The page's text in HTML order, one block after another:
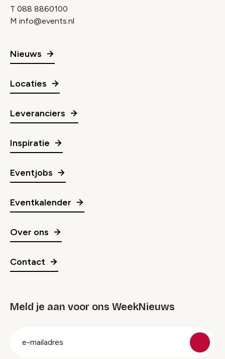
T 088 8860100
M info@events.nl
Nieuws
Locaties
Leveranciers
Inspiratie
Eventjobs
Eventkalender
Over ons
Contact
Meld je aan voor ons WeekNieuws